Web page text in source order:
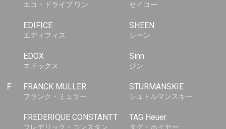
エコ・ドライブ ワン
EDIFICE
エディフィス
EDOX
エドックス
F FRANCK MULLER
フランク・ミュラー
FREDERIQUE CONSTANT
フレデリック・コンスタン
セイコー
SHEEN
シーン
Sinn
ジン
STURMANSKIE
シュトルマンスキー
T TAG Heuer
タグ・ホイヤー